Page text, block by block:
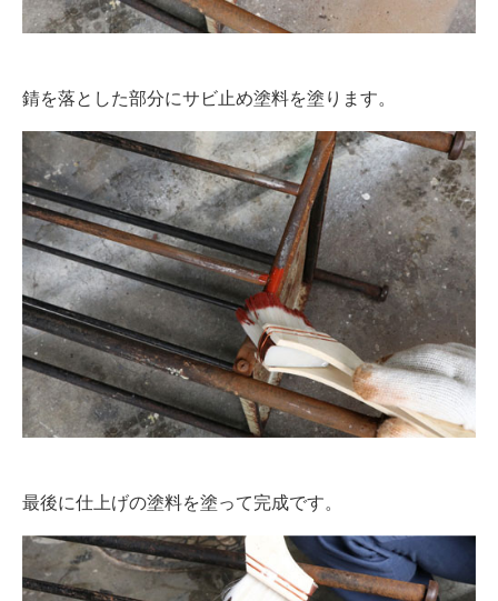
錆を落とした部分にサビ止め塗料を塗ります。
最後に仕上げの塗料を塗って完成です。